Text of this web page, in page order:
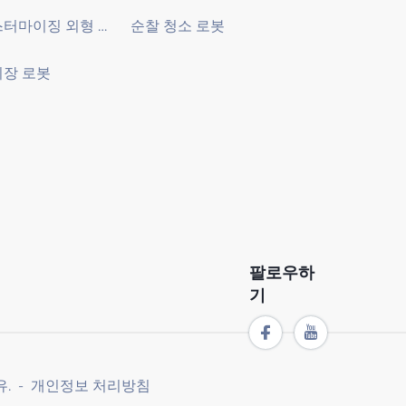
커스터마이징 외형 개발 로봇 순찰 청소 로봇
로봇
팔로우하
기
. - 개인정보 처리방침